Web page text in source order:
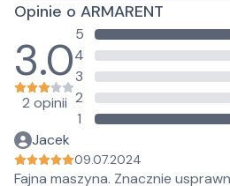
Opinie o ARMARENT
3.0
2 opinii
5
4
3
2
1
Jacek
09.07.2024
Fajna maszyna. Znacznie